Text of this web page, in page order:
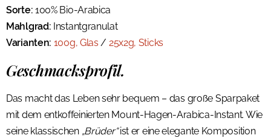
Sorte: 100% Bio-Arabica
Mahlgrad: Instantgranulat
Varianten: 100g, Glas / 25x2g, Sticks
Geschmacksprofil.
Das macht das Leben sehr bequem – das große Sparpaket
mit dem entkoffeinierten Mount-Hagen-Arabica-Instant. Wie
seine klassischen „Brüder“ist er eine elegante Komposition